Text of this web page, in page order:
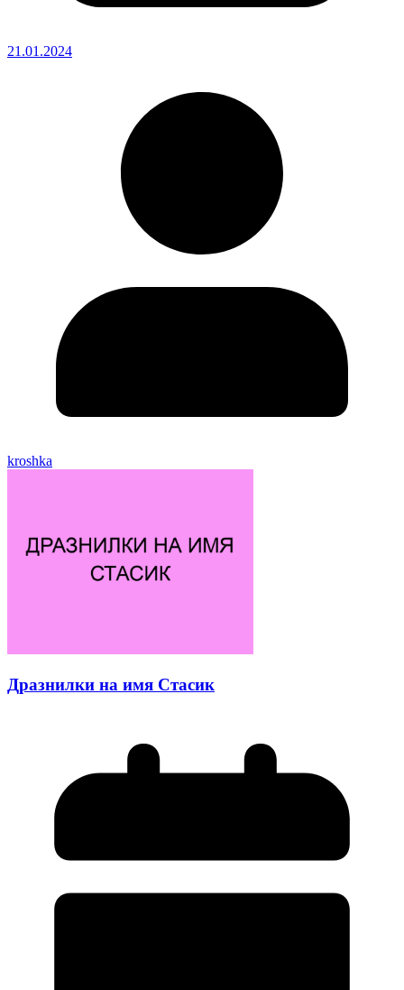
21.01.2024
kroshka
Дразнилки на имя Стасик